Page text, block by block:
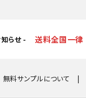
らせ - 送料全国一律
無料サンプルについて